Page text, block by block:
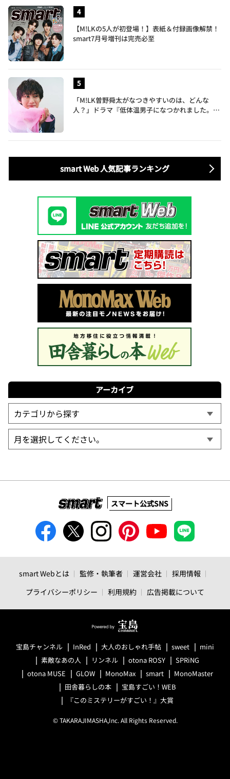
【M!LKの5人が初登場！】表紙＆付録画像解禁！
smart7月号増刊は完売必至
「M!LK曽野舜太がなつきやすいのは、どんな
人？」ドラマ『低体温男子になつかれました。』
smart Web 人気記事ランキング
アーカイブ
スマート公式SNS
smart Webとは 監修・執筆者 運営会社
採用情報
プライバシーポリシー
利用規約 広告掲載について
宝島チャンネル InRed 大人のおしゃれ手帖 sweet
mini
素敵なあの人
リンネル otona ROSY
SPRiNG
otona MUSE
GLOW MonoMax smart
MonoMaster
田舎暮らしの本
宝島すごい！WEB
『このミステリーがすごい！』大賞
© TAKARAJIMASHA,Inc. All Rights Reserved.